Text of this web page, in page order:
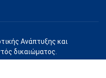
Ανάπτυξης και
δικαιώματος.